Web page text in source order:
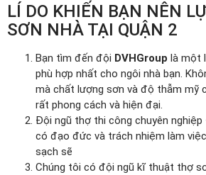
LÍ DO KHIẾN BẠN NÊN
SƠN NHÀ TẠI QUẬN 2
Bạn tìm đến đội DVHGroup là một
phù hợp nhất cho ngôi nhà bạn.
mà chất lượng sơn và độ thẫm mỹ
rất phong cách và hiện đại.
Đội ngũ thợ thi công chuyên nghiệp
có đạo đức và trách nhiệm làm
sạch sẽ
Chúng tôi có đội ngũ kĩ thuật thợ